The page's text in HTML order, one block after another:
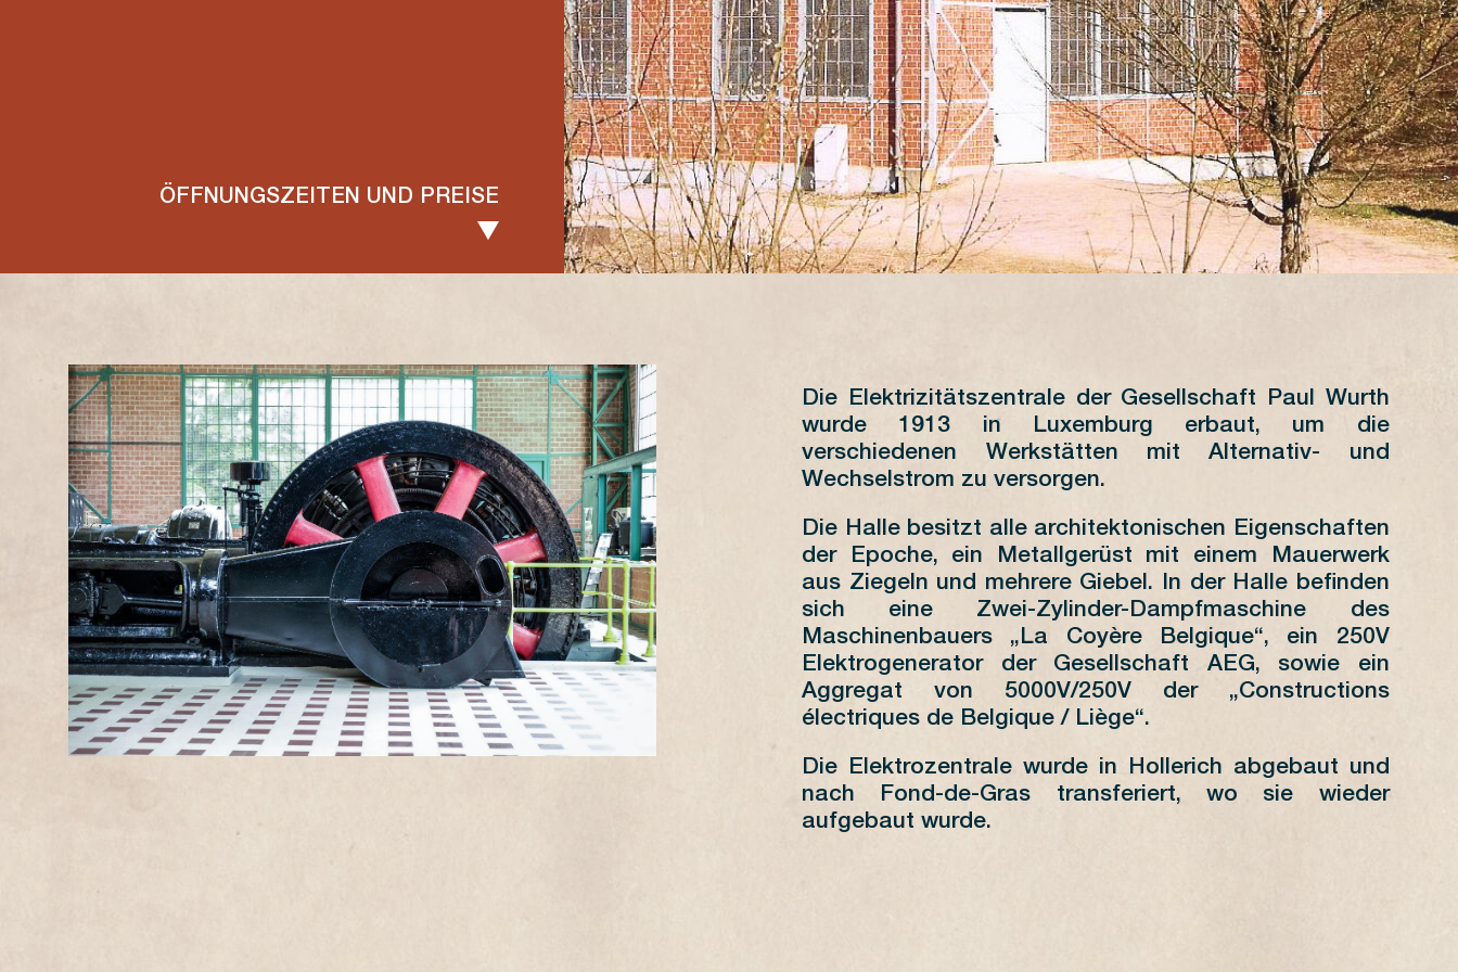
ÖFFNUNGSZEITEN UND PREISE
MAI
L M M J V S
D
1
2
3
4
5 6 7 8 9
10
11
12 13 14 15 16
17
18
20 21 22 23
24
25
26 27 29 30 31
JUIN
L M S
D
1
2
8
9 13
14
15
16 20
21
22
23 27
28
29
30
JUILLET
L M
6
7 8 9 10 11
12
13
14 15 16 17 18
19
20
21 22 23 24 25
26
27
28 29 30 31
DIMANCHES PRINTEMPS AUTOMNE
14h - 18h
DIMANCHES ÉTÉ
14h - 18h
Die Elektrizitätszentrale der Gesellschaft Paul Wurth
wurde 1913 in Luxemburg erbaut, um die
verschiedenen Werkstätten mit Alternativ- und
Wechselstrom zu versorgen.
Die Halle besitzt alle architektonischen Eigenschaften
der Epoche, ein Metallgerüst mit einem Mauerwerk
aus Ziegeln und mehrere Giebel. In der Halle befinden
sich eine Zwei-Zylinder-Dampfmaschine des
Maschinenbauers „La Coyère Belgique“, ein 250V
Elektrogenerator der Gesellschaft AEG, sowie ein
Aggregat von 5000V/250V der „Constructions
électriques de Belgique / Liège“.
Die Elektrozentrale wurde in Hollerich abgebaut und
nach Fond-de-Gras transferiert, wo sie wieder
aufgebaut wurde.